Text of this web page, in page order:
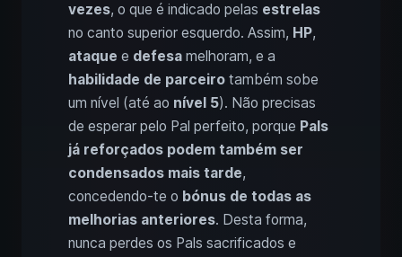
vezes, o que é indicado pelas estrelas
no canto superior esquerdo. Assim, HP,
ataque e defesa melhoram, e a
habilidade de parceiro também sobe
um nível (até ao nível 5). Não precisas
de esperar pelo Pal perfeito, porque Pals
já reforçados podem também ser
condensados mais tarde,
concedendo-te o bónus de todas as
melhorias anteriores. Desta forma,
nunca perdes os Pals sacrificados e